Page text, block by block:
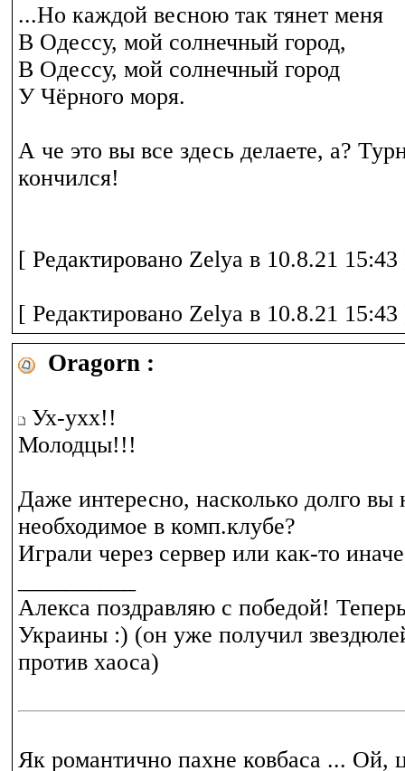
...Но каждой весною так тянет меня
В Одессу, мой солнечный город,
В Одессу, мой солнечный город
У Чёрного моря.
А че это вы все здесь делаете, а?
кончился!
[ Редактировано Zelya в 10.8.21 15:43
[ Редактировано Zelya в 10.8.21 15:43
Oragorn :
Ух-ухх!!
Молодцы!!!
Даже интересно, насколько долго вы
необходимое в комп.клубе?
Играли через сервер или как-то
Алекса поздравляю с победой!
Украины :) (он уже получил
против хаоса)
Як романтично пахне ковбаса ... Ой,